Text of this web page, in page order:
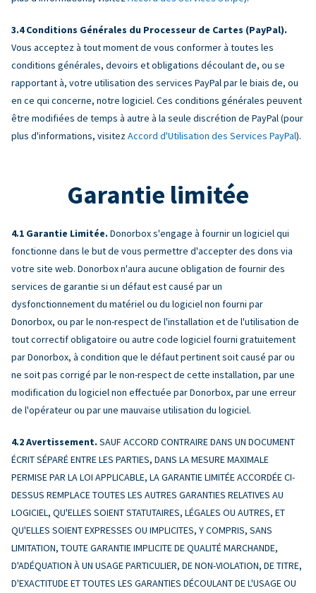
Conditions Générales du Processeur de Cartes (PayPal).
Vous acceptez à tout moment de vous conformer à toutes les
conditions générales, devoirs et obligations découlant de, ou se
rapportant à, votre utilisation des services PayPal par le biais de, ou
en ce qui concerne, notre logiciel. Ces conditions générales peuvent
être modifiées de temps à autre à la seule discrétion de PayPal (pour
plus d'informations, visitez Accord d'Utilisation des Services PayPal).
Garantie limitée
Garantie Limitée. Donorbox s'engage à fournir un logiciel qui
fonctionne dans le but de vous permettre d'accepter des dons via
votre site web. Donorbox n'aura aucune obligation de fournir des
services de garantie si un défaut est causé par un
dysfonctionnement du matériel ou du logiciel non fourni par
Donorbox, ou par le non-respect de l'installation et de l'utilisation de
tout correctif obligatoire ou autre code logiciel fourni gratuitement
par Donorbox, à condition que le défaut pertinent soit causé par ou
ne soit pas corrigé par le non-respect de cette installation, par une
modification du logiciel non effectuée par Donorbox, par une erreur
de l'opérateur ou par une mauvaise utilisation du logiciel.
Avertissement. SAUF ACCORD CONTRAIRE DANS UN DOCUMENT
ÉCRIT SÉPARÉ ENTRE LES PARTIES, DANS LA MESURE MAXIMALE
PERMISE PAR LA LOI APPLICABLE, LA GARANTIE LIMITÉE ACCORDÉE CI-
DESSUS REMPLACE TOUTES LES AUTRES GARANTIES RELATIVES AU
LOGICIEL, QU'ELLES SOIENT STATUTAIRES, LÉGALES OU AUTRES, ET
QU'ELLES SOIENT EXPRESSES OU IMPLICITES, Y COMPRIS, SANS
LIMITATION, TOUTE GARANTIE IMPLICITE DE QUALITÉ MARCHANDE,
D'ADÉQUATION À UN USAGE PARTICULIER, DE NON-VIOLATION, DE TITRE,
D'EXACTITUDE ET TOUTES LES GARANTIES DÉCOULANT DE L'USAGE OU